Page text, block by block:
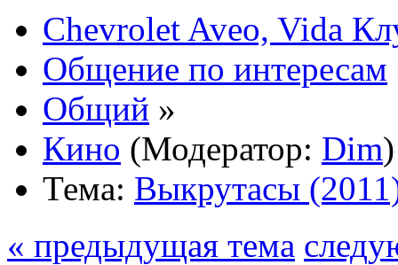
Chevrolet Aveo, Vida
Общение по интересам
Общий »
Кино (Модератор: Dim
Тема: Выкрутасы
« предыдущая тема